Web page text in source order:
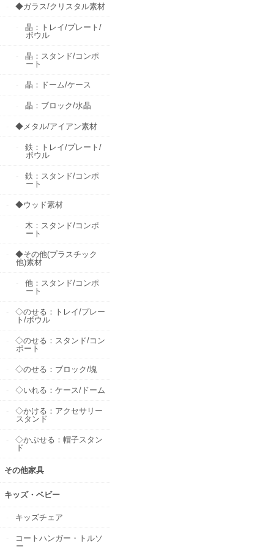
◆ガラス/クリスタル素材
晶：トレイ/プレート/
ボウル
晶：スタンド/コンポ
ート
晶：ドーム/ケース
晶：ブロック/水晶
◆メタル/アイアン素材
鉄：トレイ/プレート/
ボウル
鉄：スタンド/コンポ
ート
◆ウッド素材
木：スタンド/コンポ
ート
◆その他(プラスチック
他)素材
他：スタンド/コンポ
ート
◇のせる：トレイ/プレー
ト/ボウル
◇のせる：スタンド/コン
ポート
◇のせる：ブロック/塊
◇いれる：ケース/ドーム
◇かける：アクセサリー
スタンド
◇かぶせる：帽子スタン
ド
その他家具
キッズ・ベビー
キッズチェア
コートハンガー・トルソ
ー